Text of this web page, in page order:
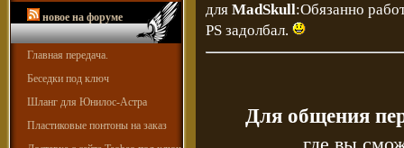
новое на форуме
Главная передача.
Беседки под ключ
Шланг для Юнилос-Астра
Пластиковые понтоны на заказ
для MadSkull:Обязанно
PS задолбал.
Для общения